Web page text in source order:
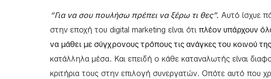
“Για να σου πουλήσω πρέπει να ξέρω τι θες”. Αυτό ίσχυε
στην εποχή του digital marketing είναι ότι πλέον υπάρχουν
να μάθει με σύγχρονους τρόπους τις ανάγκες του κοινού της
κατάλληλα μέσα. Και επειδή ο κάθε καταναλωτής είναι
κριτήρια τους στην επιλογή συνεργατών. Οπότε αυτό που